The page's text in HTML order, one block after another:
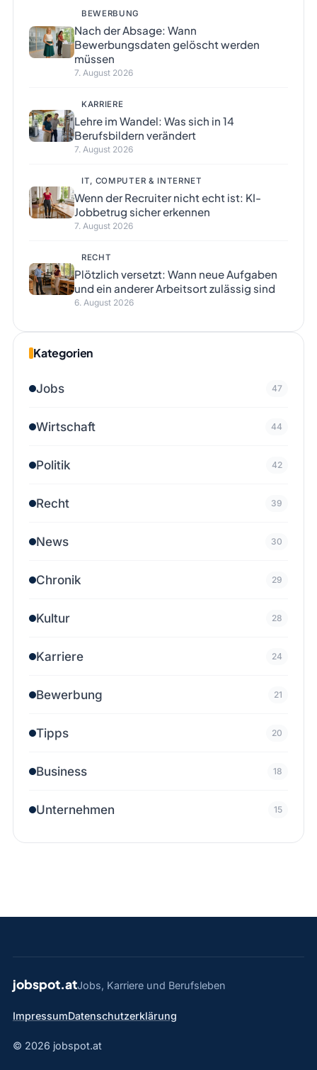
BEWERBUNG
Nach der Absage: Wann
Bewerbungsdaten gelöscht werden
müssen
7. August 2026
KARRIERE
Lehre im Wandel: Was sich in 14
Berufsbildern verändert
7. August 2026
IT, COMPUTER & INTERNET
Wenn der Recruiter nicht echt ist: KI-
Jobbetrug sicher erkennen
7. August 2026
RECHT
Plötzlich versetzt: Wann neue Aufgaben
und ein anderer Arbeitsort zulässig sind
6. August 2026
Kategorien
Jobs 47
Wirtschaft 44
Politik 42
Recht 39
News 30
Chronik 29
Kultur 28
Karriere 24
Bewerbung 21
Tipps 20
Business 18
Unternehmen 15
jobspot.atJobs, Karriere und Berufsleben
ImpressumDatenschutzerklärung
© 2026 jobspot.at